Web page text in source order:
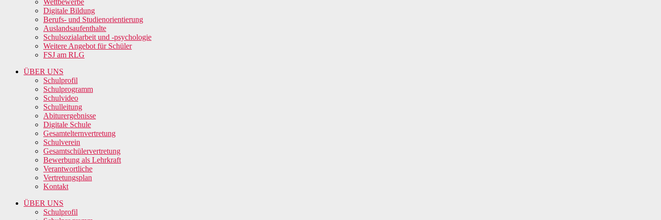
Wettbewerbe
Digitale Bildung
Berufs- und Studienorientierung
Auslandsaufenthalte
Schulsozialarbeit und -psychologie
Weitere Angebot für Schüler
FSJ am RLG
ÜBER UNS
Schulprofil
Schulprogramm
Schulvideo
Schulleitung
Abiturergebnisse
Digitale Schule
Gesamtelternvertretung
Schulverein
Gesamtschülervertretung
Bewerbung als Lehrkraft
Verantwortliche
Vertretungsplan
Kontakt
ÜBER UNS
Schulprofil